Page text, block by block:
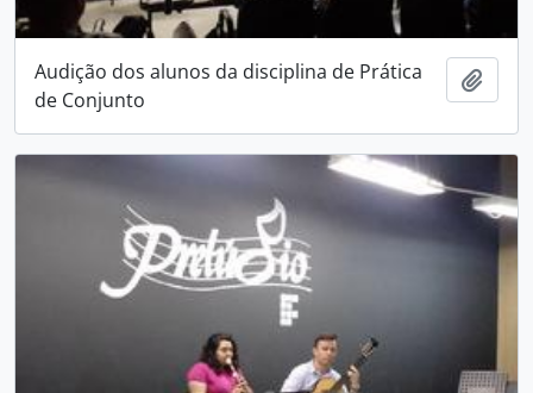
Audição dos alunos da disciplina de Prática
de Conjunto